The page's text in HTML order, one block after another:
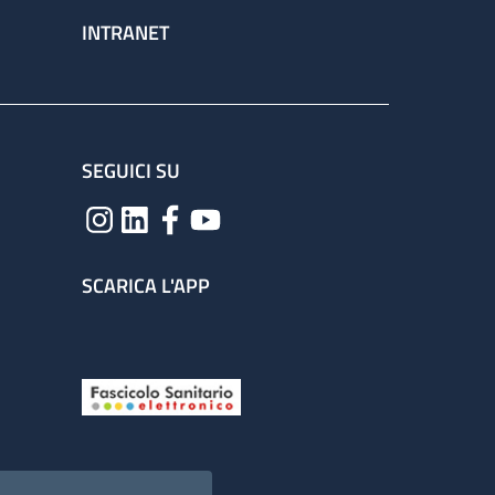
INTRANET
SEGUICI SU
SCARICA L'APP